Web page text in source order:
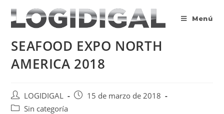
contenido
Menú
SEAFOOD EXPO NORTH
AMERICA 2018
Autor
de
LOGIDIGAL
Publicación
15 de marzo de 2018
Categoría
Sin categoría